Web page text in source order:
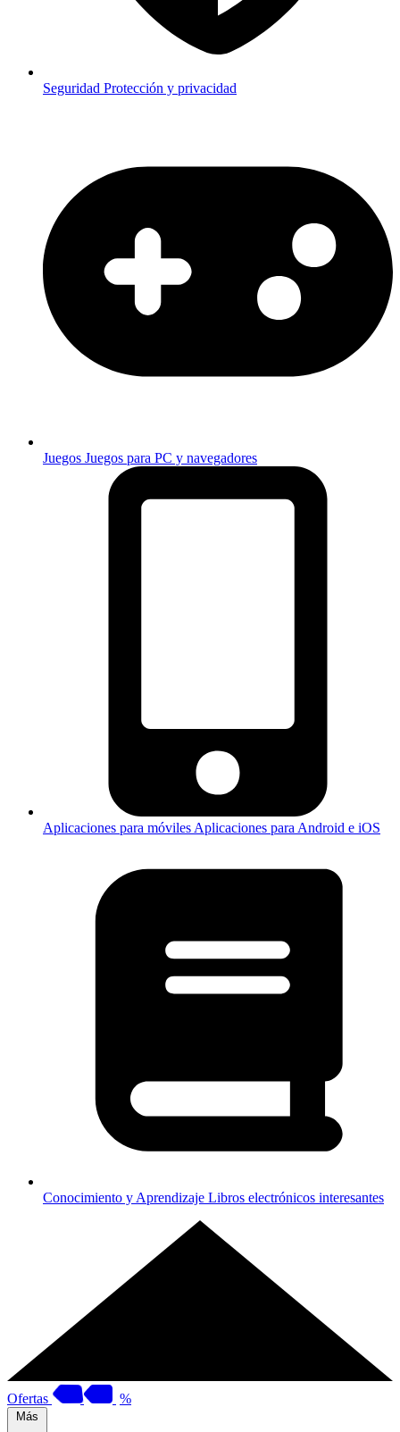
Seguridad Protección y privacidad
Juegos Juegos para PC y navegadores
Aplicaciones para móviles Aplicaciones para Android e iOS
Conocimiento y Aprendizaje Libros electrónicos interesantes
Ofertas %
Más